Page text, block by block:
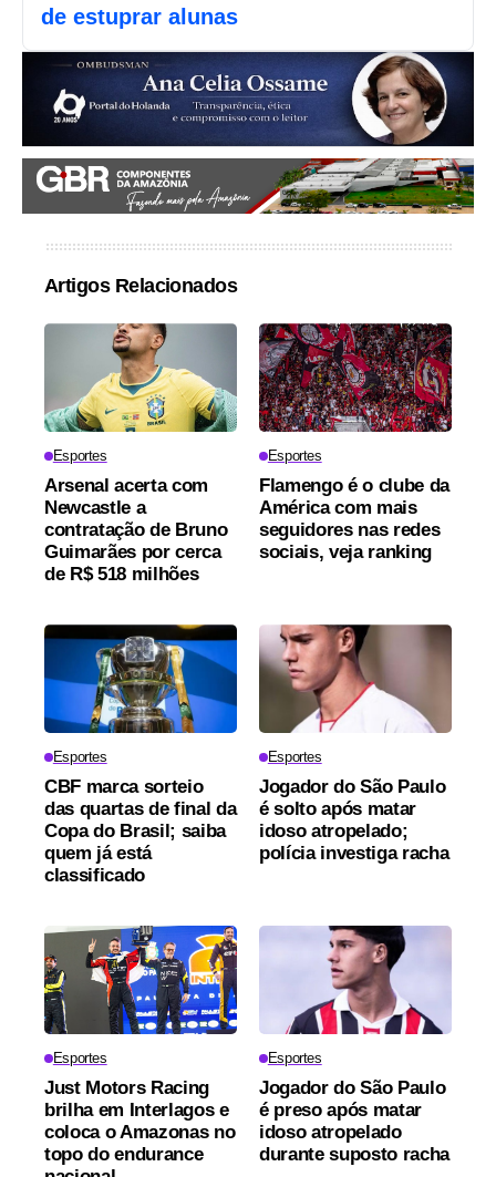
de estuprar alunas
Artigos Relacionados
Esportes
Arsenal acerta com
Newcastle a
contratação de Bruno
Guimarães por cerca
de R$ 518 milhões
Esportes
Flamengo é o clube da
América com mais
seguidores nas redes
sociais, veja ranking
Esportes
CBF marca sorteio
das quartas de final da
Copa do Brasil; saiba
quem já está
classificado
Esportes
Jogador do São Paulo
é solto após matar
idoso atropelado;
polícia investiga racha
Esportes
Just Motors Racing
brilha em Interlagos e
coloca o Amazonas no
topo do endurance
Esportes
Jogador do São Paulo
é preso após matar
idoso atropelado
durante suposto racha